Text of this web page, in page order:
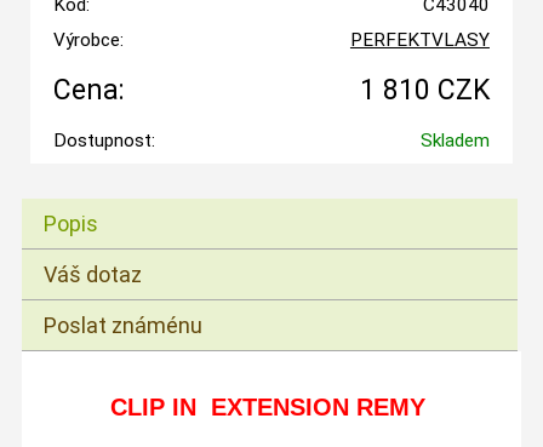
Kód:
C43040
Výrobce:
PERFEKTVLASY
Cena: 1 810 CZK
Dostupnost: Skladem
Popis
Váš dotaz
Poslat známénu
CLIP IN EXTENSION REMY